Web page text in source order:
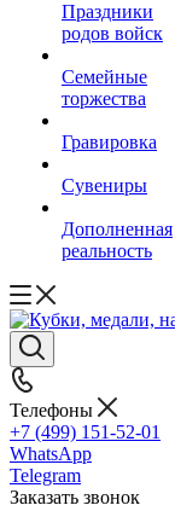
Праздники
родов войск
Семейные
торжества
Гравировка
Сувениры
Дополненная
реальность
Телефоны
+7 (499) 151-52-01
WhatsApp
Telegram
Заказать звонок